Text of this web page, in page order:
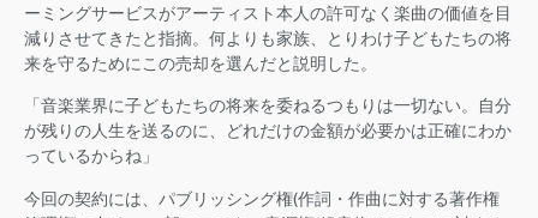
ーミングサービスがアーティスト本人の許可なく楽曲の価値を目
減りさせてきたと指摘。何よりも家族、とりわけ子どもたちの将
来を守るためにこの売却を選んだと説明した。
「音楽業界に子どもたちの将来を委ねるつもりは一切ない。自分
が残りの人生を送るのに、どれだけの金額が必要かは正確にわか
っているからね」
今回の契約には、パブリッシング権(作詞・作曲に対する著作権